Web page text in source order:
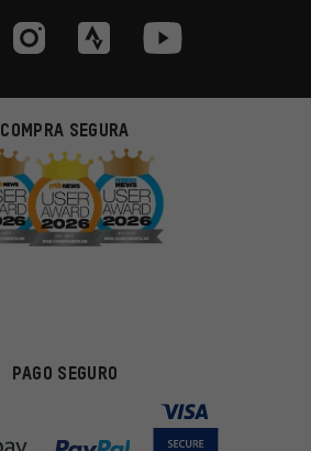
COMPRA SEGURA
PAGO SEGURO